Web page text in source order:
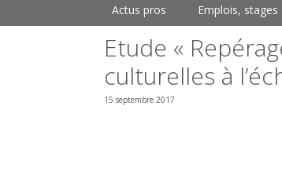
Actus pros Emplois, stages
Etude «
culturelles à
15 septembre 2017